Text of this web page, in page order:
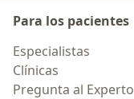
Para los pacientes
Especialistas
Clínicas
Pregunta al Experto